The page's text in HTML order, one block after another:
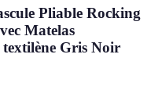
Pliable Rocking
Matelas
textilène Gris Noir